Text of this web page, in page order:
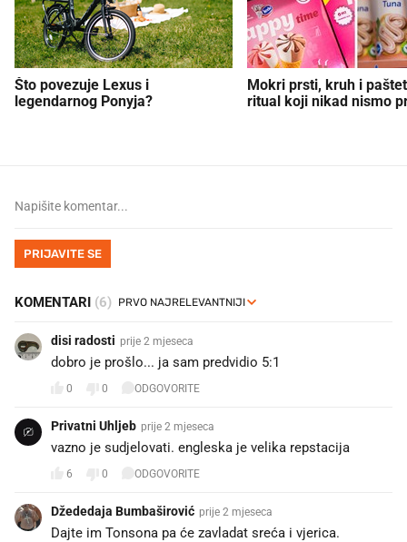
Što povezuje Lexus i
legendarnog Ponyja?
Mokri prsti, kruh i
ritual koji nikad nismo
PRIJAVITE SE
KOMENTARI (6)
disi radosti prije 2 mjeseca
dobro je prošlo... ja sam predvidio 5:1
0 0 ODGOVORITE
Privatni Uhljeb prije 2 mjeseca
vazno je sudjelovati. engleska je velika repstacija
6 0 ODGOVORITE
Džededaja Bumbaširović prije 2 mjeseca
Dajte im Tonsona pa će zavladat sreća i vjerica.